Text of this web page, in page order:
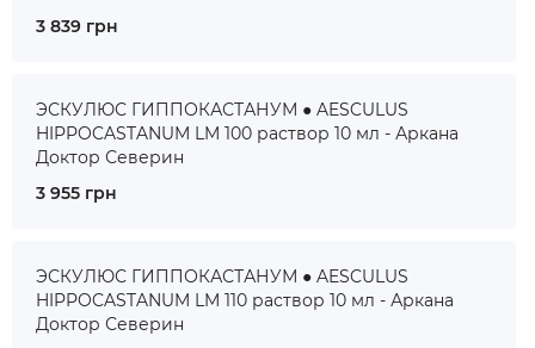
3 839 грн
ЭСКУЛЮС ГИППОКАСТАНУМ ● AESCULUS
HIPPOCASTANUM LM 100 раствор 10 мл - Аркана
Доктор Северин
3 955 грн
ЭСКУЛЮС ГИППОКАСТАНУМ ● AESCULUS
HIPPOCASTANUM LM 110 раствор 10 мл - Аркана
Доктор Северин